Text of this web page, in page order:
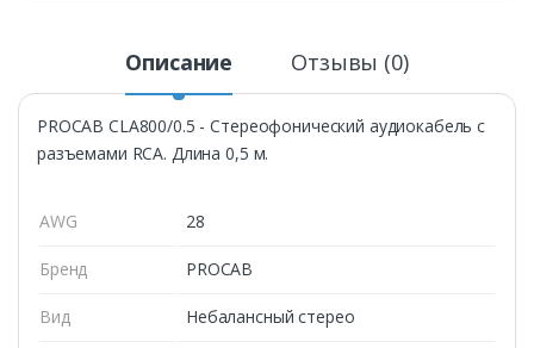
Описание Отзывы (0)
PROCAB CLA800/0.5 - Стереофонический аудиокабель с
разъемами RCA. Длина 0,5 м.
AWG 28
Бренд PROCAB
Вид Небалансный стерео